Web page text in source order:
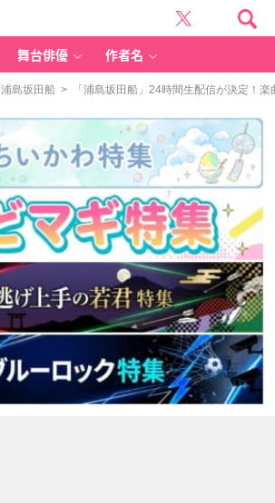
舞台俳優 作者名
浦島坂田船 > 「浦島坂田船」24時間生配信が決定！